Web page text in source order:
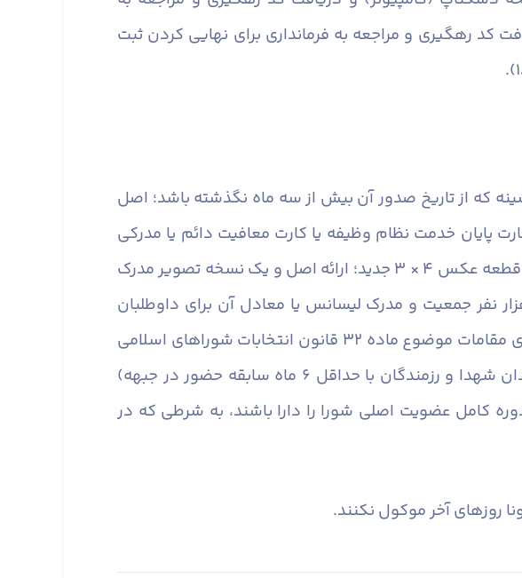
کد رهگیری و مراجعه به فرمانداری برای نهایی کردن ثبت
که از تاریخ صدور آن بیش از سه ماه نگذشته باشد؛ اصل
خدمت نظام وظیفه یا کارت معافیت دائم یا مدرکی
دال بر مشخص بودن وضعیت خدمت وظیفه عمومی و تصویر آن برای مردان؛ یک (۱) قطعه عکس ۴ × ۳ جدید؛ ارائه اصل و یک نسخه تصویر مدرک
نفر جمعیت و مدرک لیسانس یا معادل آن برای داوطلبان
شورای شهرهای بالای بیست هزار نفر جمعیت؛ اصل و تصویر گواهی پذیرش استعفای مقامات موضوع ماده ۳۲ قانون انتخابات شوراهای اسلامی
شهر و روستا؛ اصل و تصویر مدرک معتبر ایثارگری (جانبازان، آزادگان، همسر و فرزندان شهدا و رزمندگان با حداقل ۶ ماه سابقه حضور در جبهه)
کامل عضویت اصلی شورا را دارا باشند، به شرطی که در
روزهای آخر موکول نکنند.